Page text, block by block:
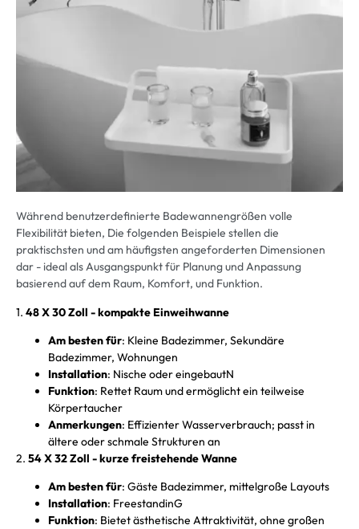
Während benutzerdefinierte Badewannengrößen volle
Flexibilität bieten, Die folgenden Beispiele stellen die
praktischsten und am häufigsten angeforderten Dimensionen
dar - ideal als Ausgangspunkt für Planung und Anpassung
basierend auf dem Raum, Komfort, und Funktion.
1. 48 X 30 Zoll - kompakte Einweihwanne
Am besten für: Kleine Badezimmer, Sekundäre
Badezimmer, Wohnungen
Installation: Nische oder eingebautN
Funktion: Rettet Raum und ermöglicht ein teilweise
Körpertaucher
Anmerkungen: Effizienter Wasserverbrauch; passt in
ältere oder schmale Strukturen an
2. 54 X 32 Zoll - kurze freistehende Wanne
Am besten für: Gäste Badezimmer, mittelgroße Layouts
Installation: FreestandinG
Funktion: Bietet ästhetische Attraktivität, ohne großen